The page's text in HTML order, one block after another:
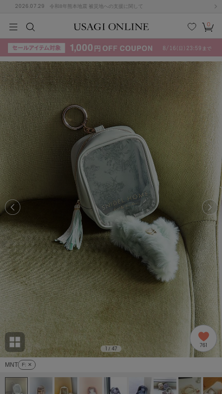
2026.07.29 令和8年熊本地震 被災地への支援に関して
検索
お気
に入
カー
ト
0
KIDSBABYBEAUTYLIFE STYLE
(715)
(3074)
ス/ドレス (1179)
(570)
ームウェア (535)
(121)
(2005)
リー (664)
ョン雑貨 (865)
/ランジェリー (127)
KIDSBABYBEAUTYLIFE STYLE
B C D E F G
I J K L M N
P Q S T
W X Z
その
ACYM
アシーム
adidas
アディダス
adidas by Stella McCartney
アディダス バイ ステラマッカートニー
ALLISON BROWN
アリソンブラウン
amabro
アマブロ
Ame no chi Hare
アメノチハレ
AMOMMA
アモマ
MNT F: ✕
1 / 47 761